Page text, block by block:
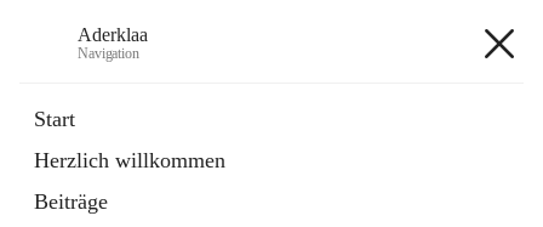
Aderklaa
Navigation
Start
Herzlich willkommen
Beiträge
6 Schnellzugriffe